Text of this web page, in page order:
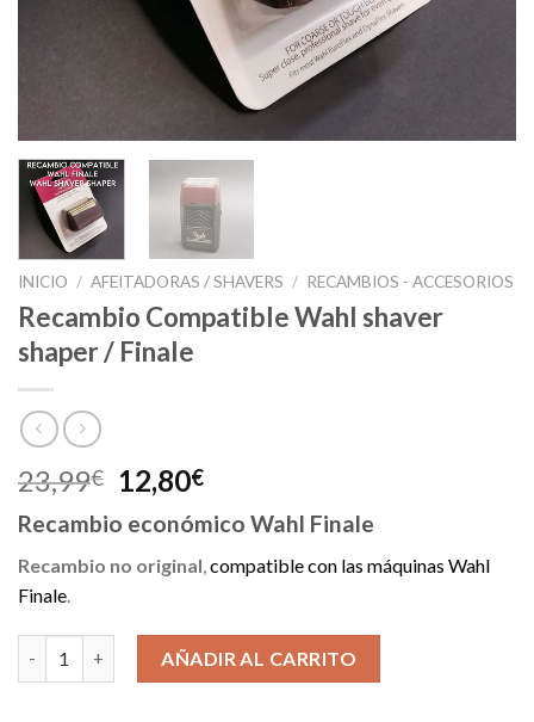
INICIO / AFEITADORAS / SHAVERS / RECAMBIOS - ACCESORIOS
Recambio Compatible Wahl shaver
shaper / Finale
23,99€
El
precio
original
era:
12,80€El
precio
actual
es:
Recambio económico Wahl Finale
Recambio no original,compatible con las máquinas Wahl
Finale.
Recambio Compatible Wahl shaver shaper / Finale cantidad
AÑADIR AL CARRITO